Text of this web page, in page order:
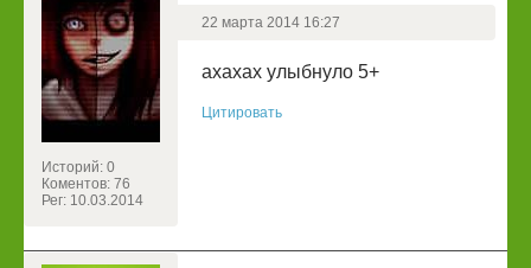
Историй: 0
Коментов: 76
Рег: 10.03.2014
22 марта 2014 16:27
ахахах улыбнуло 5+
Цитировать